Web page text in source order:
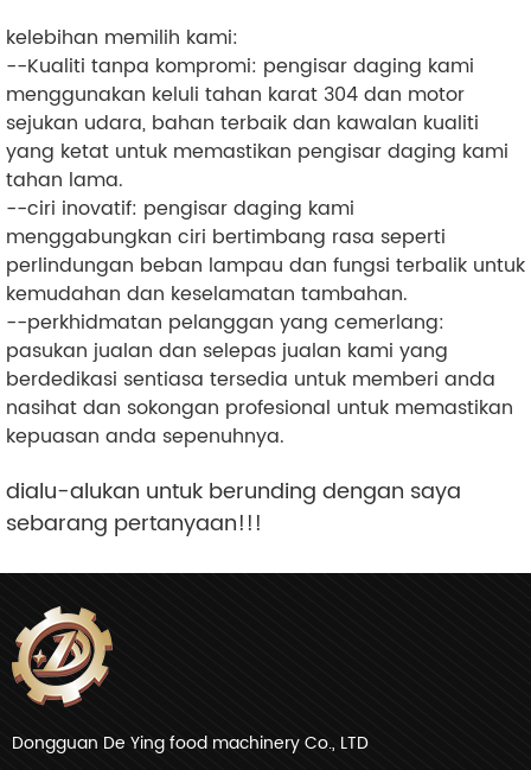
kelebihan memilih kami:
--Kualiti tanpa kompromi: pengisar daging kami
menggunakan keluli tahan karat 304 dan motor
sejukan udara, bahan terbaik dan kawalan kualiti
yang ketat untuk memastikan pengisar daging kami
tahan lama.
--ciri inovatif: pengisar daging kami
menggabungkan ciri bertimbang rasa seperti
perlindungan beban lampau dan fungsi terbalik untuk
kemudahan dan keselamatan tambahan.
--perkhidmatan pelanggan yang cemerlang:
pasukan jualan dan selepas jualan kami yang
berdedikasi sentiasa tersedia untuk memberi anda
nasihat dan sokongan profesional untuk memastikan
kepuasan anda sepenuhnya.
dialu-alukan untuk berunding dengan saya
sebarang pertanyaan!!!
Dongguan De Ying food machinery Co., LTD